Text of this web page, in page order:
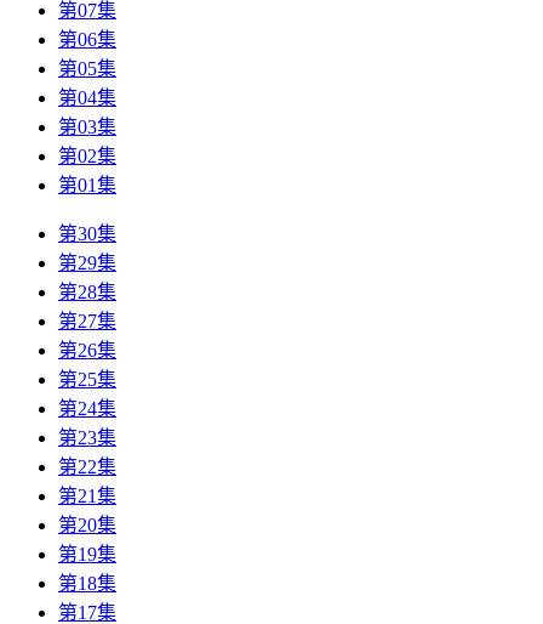
第07集
第06集
第05集
第04集
第03集
第02集
第01集
第30集
第29集
第28集
第27集
第26集
第25集
第24集
第23集
第22集
第21集
第20集
第19集
第18集
第17集